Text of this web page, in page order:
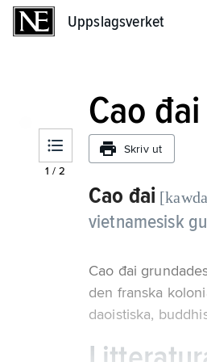
Uppslagsverket
1 /2
Cao đai
Skriv ut
Cao đai
vietnamesisk
Cao đai
den franska
daoistiska,